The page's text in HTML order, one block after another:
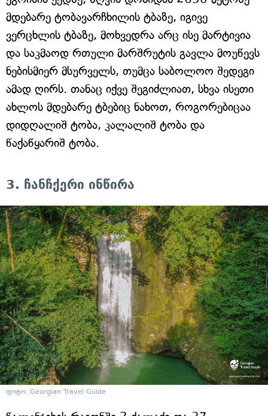
მდებარე ტობავარჩხილის ტბაზე, იგივე
ვერცხლის ტბაზე, მოხვედრა არც ისე მარტივია
და საკმაოდ რთული მარშრუტის გავლა მოუწევს
ნებისმიერ მსურველს, თუმცა საბოლოო შედეგი
ამად ღირს. თანაც იქვე შეგიძლიათ, სხვა ისეთი
ახლოს მდებარე ტბებიც ნახოთ, როგორებიცაა
დიდღალიშ ტობა, კალალიშ ტობა და
წაქაწყარიშ ტობა.
3. ჩანჩქერი ინწირა
ფოტო: Georgian Travel Guide